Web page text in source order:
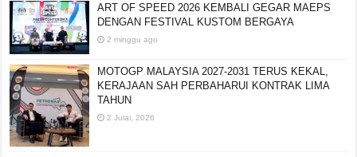
ART OF SPEED 2026 KEMBALI GEGAR MAEPS
DENGAN FESTIVAL KUSTOM BERGAYA
2 minggu ago
MOTOGP MALAYSIA 2027-2031 TERUS KEKAL,
KERAJAAN SAH PERBAHARUI KONTRAK LIMA
TAHUN
2 Julai, 2026